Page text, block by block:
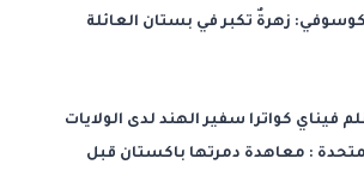
زهرةٌ تكبر في بستان العائلة
فيناي كواترا سفير الهند لدى الولايات
: معاهدة دمرتها باكستان قبل